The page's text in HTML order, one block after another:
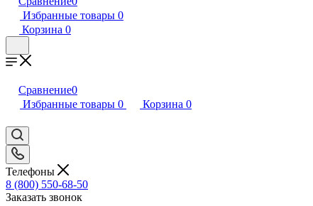
Избранные товары 0
Корзина 0
Сравнение0
Избранные товары 0 Корзина 0
Телефоны
8 (800) 550-68-50
Заказать звонок